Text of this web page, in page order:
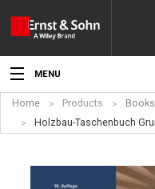
MENU
News
Topics
Home Products
Books
Holzbau-Taschenbuch